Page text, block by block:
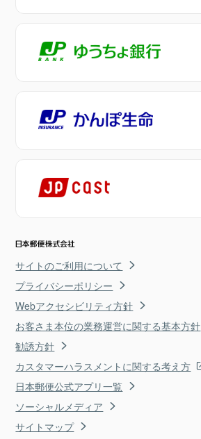
サイトのご利用について
プライバシーポリシー
Webアクセシビリティ方針
お客さま本位の業務運営に関する基本方針
勧誘方針
カスタマーハラスメントに関する考え方
日本郵便公式アプリ一覧
ソーシャルメディア
サイトマップ